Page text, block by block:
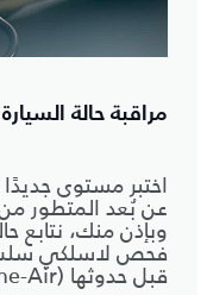
مراقبة حالة
اختبر مستوى
عن بُعد المتطور من
وبإذن منك، نتابع
فحص لاسلكي
قبل حدوثها (Over-the-Air).